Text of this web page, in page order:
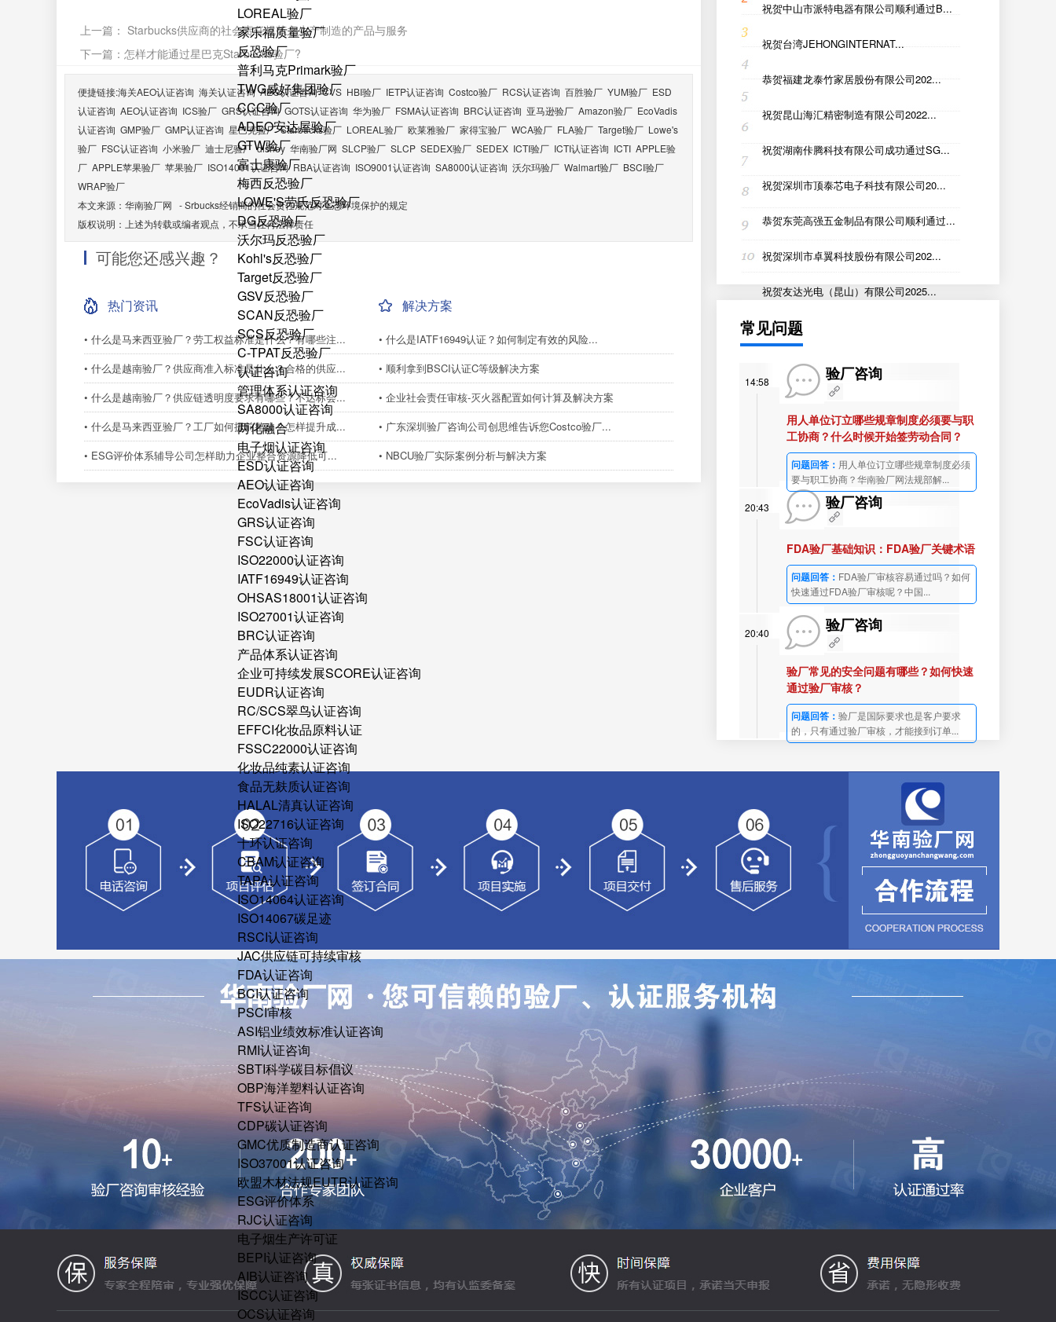
LOREAL验厂
家乐福质量验厂
反恐验厂
普利马克Primark验厂
TWG威好集团验厂
CCC验厂
ADEO安达屋验厂
GTW验厂
富士康验厂
梅西反恐验厂
LOWE'S劳氏反恐验厂
DG反恐验厂
沃尔玛反恐验厂
Kohl's反恐验厂
Target反恐验厂
GSV反恐验厂
SCAN反恐验厂
SCS反恐验厂
C-TPAT反恐验厂
认证咨询
管理体系认证咨询
SA8000认证咨询
两化融合
电子烟认证咨询
ESD认证咨询
AEO认证咨询
EcoVadis认证咨询
GRS认证咨询
FSC认证咨询
ISO22000认证咨询
IATF16949认证咨询
OHSAS18001认证咨询
ISO27001认证咨询
BRC认证咨询
产品体系认证咨询
企业可持续发展SCORE认证咨询
EUDR认证咨询
RC/SCS翠鸟认证咨询
EFFCI化妆品原料认证
FSSC22000认证咨询
化妆品纯素认证咨询
食品无麸质认证咨询
HALAL清真认证咨询
ISO22716认证咨询
十环认证咨询
CBAM认证咨询
TAPA认证咨询
ISO14064认证咨询
ISO14067碳足迹
RSCI认证咨询
JAC供应链可持续审核
FDA认证咨询
BCI认证咨询
PSCI审核
ASI铝业绩效标准认证咨询
RMI认证咨询
SBTI科学碳目标倡议
OBP海洋塑料认证咨询
TFS认证咨询
CDP碳认证咨询
GMC优质制造商认证咨询
ISO37001认证咨询
欧盟木材法规EUTR认证咨询
ESG评价体系
RJC认证咨询
电子烟生产许可证
BEPI认证咨询
AIB认证咨询
ISCC认证咨询
OCS认证咨询
上一篇： Starbucks供应商的社会责任规范之生产制造的产品与服务
下一篇： 怎样才能通过星巴克Starbucks验厂?
便捷链接:海关AEO认证咨询 海关认证咨询 AEO认证咨询 CVS HBI验厂 IETP认证咨询 Costco验厂 RCS认证咨询 百胜验厂 YUM验厂 ESD
认证咨询 AEO认证咨询 ICS验厂 GRS认证咨询 GOTS认证咨询 华为验厂 FSMA认证咨询 BRC认证咨询 亚马逊验厂 Amazon验厂 EcoVadis
认证咨询 GMP验厂 GMP认证咨询 星巴克验厂 Starbucks验厂 LOREAL验厂 欧莱雅验厂 家得宝验厂 WCA验厂 FLA验厂 Target验厂 Lowe's
验厂 FSC认证咨询 小米验厂 迪士尼验厂 disney 华南验厂网 SLCP验厂 SLCP SEDEX验厂 SEDEX ICTI验厂 ICTI认证咨询 ICTI APPLE验
厂 APPLE苹果验厂 苹果验厂 ISO14001认证咨询 RBA认证咨询 ISO9001认证咨询 SA8000认证咨询 沃尔玛验厂 Walmart验厂 BSCI验厂
WRAP验厂
本文来源： 华南验厂网 -Srbucks经销商的社会责任规范对生态环境保护的规定
版权说明：上述为转载或编者观点，不承当任何法律责任
可能您还感兴趣？
热门资讯
• 什么是马来西亚验厂？劳工权益标准是什么？有哪些注...
• 什么是越南验厂？供应商准入标准是什么？合格的供应...
• 什么是越南验厂？供应链透明度要求有哪些？不达标会...
• 什么是马来西亚验厂？工厂如何提前整改？怎样提升成...
• ESG评价体系辅导公司怎样助力企业整合资源降低可...
解决方案
• 什么是IATF16949认证？如何制定有效的风险...
• 顺利拿到BSCI认证C等级解决方案
• 企业社会责任审核-灭火器配置如何计算及解决方案
• 广东深圳验厂咨询公司创思维告诉您Costco验厂...
• NBCU验厂实际案例分析与解决方案
祝贺中山市派特电器有限公司顺利通过B...
祝贺台湾JEHONGINTERNAT...
恭贺福建龙泰竹家居股份有限公司202...
祝贺昆山海汇精密制造有限公司2022...
祝贺湖南佧腾科技有限公司成功通过SG...
祝贺深圳市顶泰芯电子科技有限公司20...
恭贺东莞高强五金制品有限公司顺利通过...
祝贺深圳市卓翼科技股份有限公司202...
祝贺友达光电（昆山）有限公司2025...
常见问题
14:58 验厂咨询
用人单位订立哪些规章制度必须要与职
工协商？什么时候开始签劳动合同？
问题回答： 用人单位订立哪些规章制度必须
要与职工协商？华南验厂网法规部解...
20:43 验厂咨询
FDA验厂基础知识：FDA验厂关键术语
问题回答： FDA验厂审核容易通过吗？如何
快速通过FDA验厂审核呢？中国...
20:40 验厂咨询
验厂常见的安全问题有哪些？如何快速
通过验厂审核？
问题回答：验厂是国际要求也是客户要求
的，只有通过验厂审核，才能接到订单...